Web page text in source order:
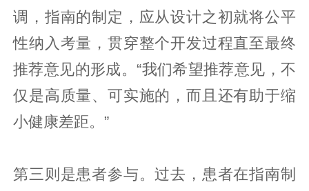
调，指南的制定，应从设计之初就将公平
性纳入考量，贯穿整个开发过程直至最终
推荐意见的形成。“我们希望推荐意见，不
仅是高质量、可实施的，而且还有助于缩
小健康差距。”
第三则是患者参与。过去，患者在指南制